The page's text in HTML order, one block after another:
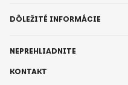
KONTAKT
DÔLEŽITÉ INFORMÁCIE
NEPREHLIADNITE